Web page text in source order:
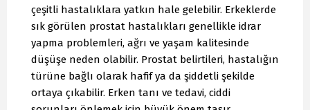
çeşitli hastalıklara yatkın hale gelebilir. Erkeklerde
sık görülen prostat hastalıkları genellikle idrar
yapma problemleri, ağrı ve yaşam kalitesinde
düşüşe neden olabilir. Prostat belirtileri, hastalığın
türüne bağlı olarak hafif ya da şiddetli şekilde
ortaya çıkabilir. Erken tanı ve tedavi, ciddi